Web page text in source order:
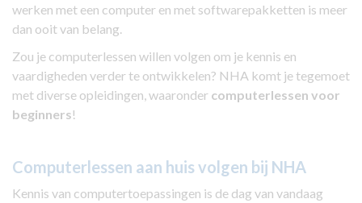
werken met een computer en met softwarepakketten is meer
dan ooit van belang.
Zou je computerlessen willen volgen om je kennis en
vaardigheden verder te ontwikkelen? NHA komt je tegemoet
met diverse opleidingen, waaronder computerlessen voor
beginners!
Computerlessen aan huis volgen bij NHA
Kennis van computertoepassingen is de dag van vandaag